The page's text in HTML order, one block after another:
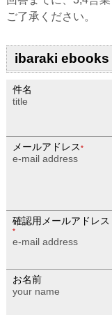
ご了承ください。
ibaraki ebooks
件名
title
メールアドレス*
e-mail address
確認用メールアドレス
*
e-mail address
お名前
your name